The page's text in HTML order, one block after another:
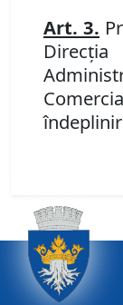
Art. 3.